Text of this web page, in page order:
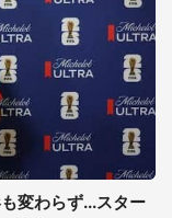
変わらず...スター